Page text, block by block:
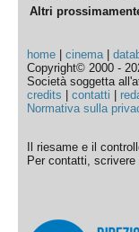
Altri
home |cinema|
Copyright© 2000 -
Società soggetta
credits |contatti
Normativa sulla
Il riesame e il
Per contatti,